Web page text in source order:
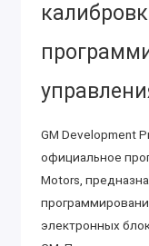
GM Development
официальное
Motors,
электронных